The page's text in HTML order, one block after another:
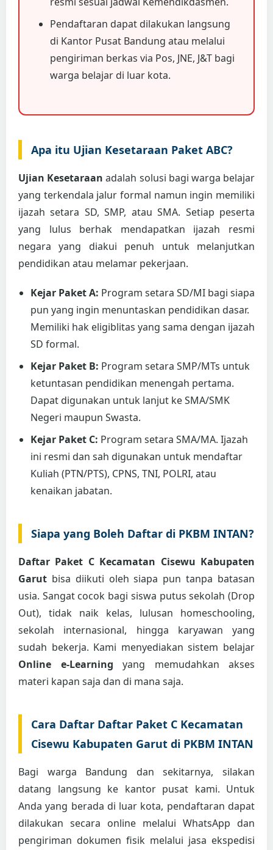
Pendaftaran dapat dilakukan langsung
di Kantor Pusat Bandung atau melalui
pengiriman berkas via Pos, JNE, J&T bagi
warga belajar di luar kota.
Apa itu Ujian Kesetaraan Paket ABC?
Ujian Kesetaraan adalah solusi bagi warga belajar
yang terkendala jalur formal namun ingin memiliki
ijazah setara SD, SMP, atau SMA. Setiap peserta
yang lulus berhak mendapatkan ijazah resmi
negara yang diakui penuh untuk melanjutkan
pendidikan atau melamar pekerjaan.
Kejar Paket A: Program setara SD/MI bagi siapa
pun yang ingin menuntaskan pendidikan dasar.
Memiliki hak eligiblitas yang sama dengan ijazah
SD formal.
Kejar Paket B: Program setara SMP/MTs untuk
ketuntasan pendidikan menengah pertama.
Dapat digunakan untuk lanjut ke SMA/SMK
Negeri maupun Swasta.
Kejar Paket C: Program setara SMA/MA. Ijazah
ini resmi dan sah digunakan untuk mendaftar
Kuliah (PTN/PTS), CPNS, TNI, POLRI, atau
kenaikan jabatan.
Siapa yang Boleh Daftar di PKBM INTAN?
Daftar Paket C Kecamatan Cisewu Kabupaten
Garut bisa diikuti oleh siapa pun tanpa batasan
usia. Sangat cocok bagi siswa putus sekolah (Drop
Out), tidak naik kelas, lulusan homeschooling,
sekolah internasional, hingga karyawan yang
sudah bekerja. Kami menyediakan sistem belajar
Online e-Learning yang memudahkan akses
materi kapan saja dan di mana saja.
Cara Daftar Daftar Paket C Kecamatan
Cisewu Kabupaten Garut di PKBM INTAN
Bagi warga Bandung dan sekitarnya, silakan
datang langsung ke kantor pusat kami. Untuk
Anda yang berada di luar kota, pendaftaran dapat
dilakukan secara online melalui WhatsApp dan
pengiriman dokumen fisik melalui jasa ekspedisi